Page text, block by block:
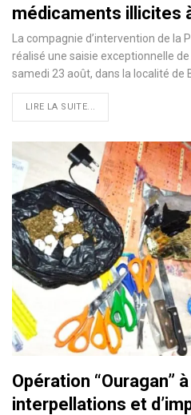
médicaments illicites
La compagnie d’intervention de la
réalisé une saisie exceptionnelle
samedi 23 août, dans la localité de
LIRE LA SUITE...
Opération “Ouragan”
interpellations et